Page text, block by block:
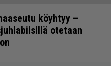
köyhtyy –
otetaan